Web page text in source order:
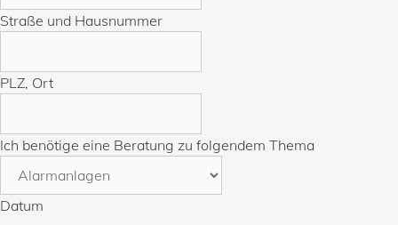
Straße und Hausnummer
PLZ, Ort
Ich benötige eine Beratung zu folgendem Thema
Datum